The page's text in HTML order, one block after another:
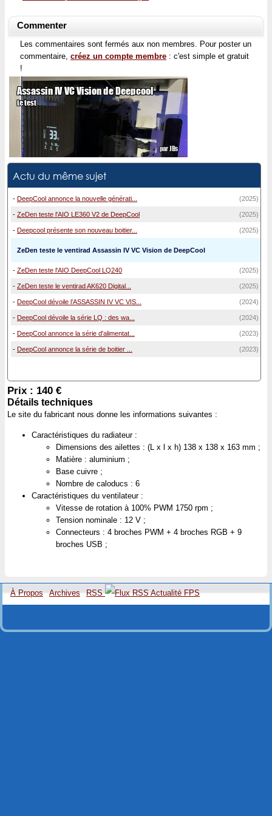
Commenter
Les commentaires sont fermés aux non membres. Pour poster un
commentaire, créez un compte membre : c'est simple et gratuit
!
Actu du même sujet
- DeepCool annonce la nouvelle générati... (2025)
- ZeDen teste l'AIO LE360 V2 de DeepCool (2025)
- Deepcool présente son nouveau boitier... (2025)
ZeDen teste le ventirad Assassin IV VC Vision de DeepCool
- ZeDen teste l'AIO DeepCool LQ240 (2025)
- ZeDen teste le ventirad AK620 Digital... (2025)
- DeepCool dévoile l’ASSASSIN IV VC VIS... (2024)
- DeepCool dévoile la série LQ : des wa... (2024)
- DeepCool annonce la série d'alimentat... (2023)
- DeepCool annonce la série de boitier ... (2023)
Prix : 140 €
Détails techniques
Le site du fabricant nous donne les informations suivantes :
Caractéristiques du radiateur :
Dimensions des ailettes : (L x l x h) 138 x 138 x 163 mm ;
Matière : aluminium ;
Base cuivre ;
Nombre de caloducs : 6
Caractéristiques du ventilateur :
Vitesse de rotation à 100% PWM 1750 rpm ;
Tension nominale : 12 V ;
Connecteurs : 4 broches PWM + 4 broches RGB + 9
broches USB ;
À Propos Archives RSS